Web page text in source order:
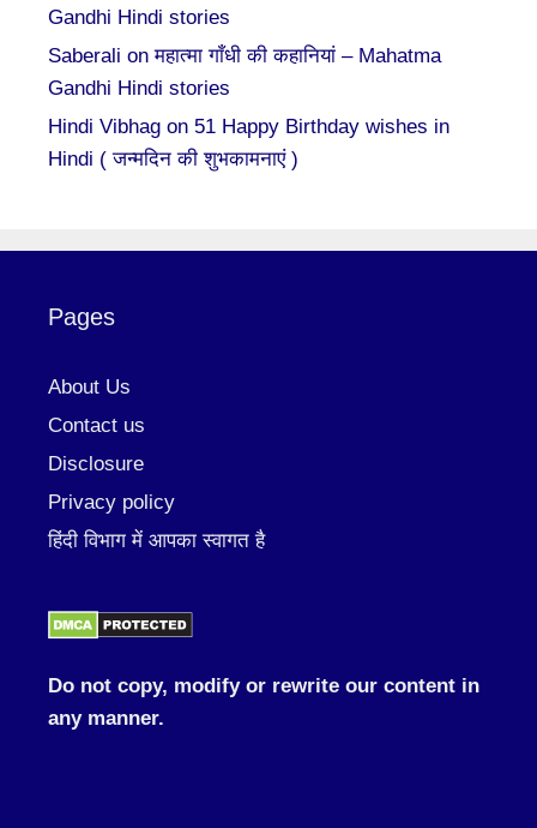
Gandhi Hindi stories
Saberali onमहात्मा गाँधी की कहानियां – Mahatma
Gandhi Hindi stories
Hindi Vibhag on 51 Happy Birthday wishes in
Hindi ( जन्मदिन की शुभकामनाएं )
Pages
About Us
Contact us
Disclosure
Privacy policy
हिंदी विभाग में आपका स्वागत है
Do not copy, modify or rewrite our content in
any manner.